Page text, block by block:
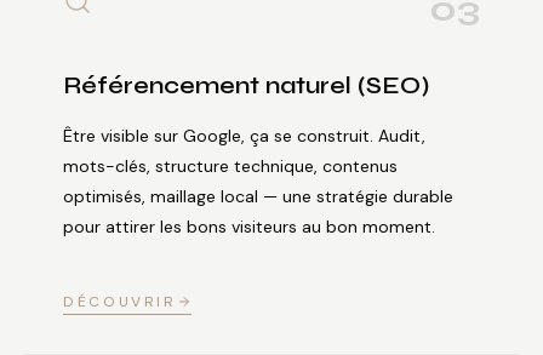
Référencement naturel (SEO)
Être visible sur Google, ça se construit. Audit,
mots-clés, structure technique, contenus
optimisés, maillage local — une stratégie durable
pour attirer les bons visiteurs au bon moment.
DÉCOUVRIR